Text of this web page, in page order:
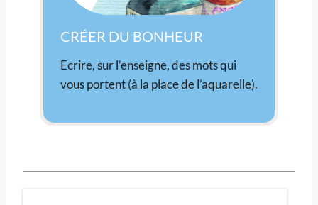
CRÉER DU BONHEUR
Ecrire, sur l’enseigne, des mots qui
vous portent (à la place de l’aquarelle).